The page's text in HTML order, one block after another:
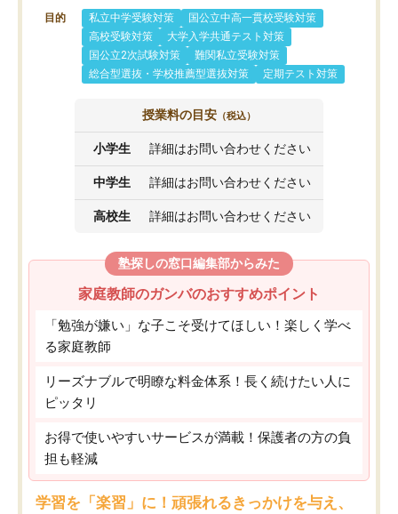
目的 私立中学受験対策
国公立中高一貫校受験対策
高校受験対策
大学入学共通テスト対策
国公立2次試験対策
難関私立受験対策
総合型選抜・学校推薦型選抜対策
定期テスト対策
授業料の目安 （税込）
小学生 詳細はお問い合わせください
中学生 詳細はお問い合わせください
高校生 詳細はお問い合わせください
塾探しの窓口編集部からみた
家庭教師のガンバのおすすめポイント
「勉強が嫌い」な子こそ受けてほしい！楽しく学べ
る家庭教師
リーズナブルで明瞭な料金体系！長く続けたい人に
ピッタリ
お得で使いやすいサービスが満載！保護者の方の負
担も軽減
学習を「楽習」に！頑張れるきっかけを与え、